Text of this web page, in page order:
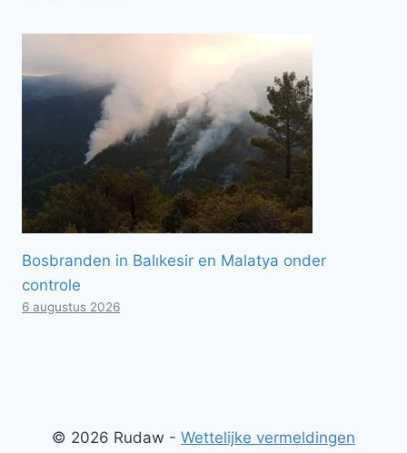
Bosbranden in Balıkesir en Malatya onder
controle
6 augustus 2026
© 2026 Rudaw - Wettelijke vermeldingen